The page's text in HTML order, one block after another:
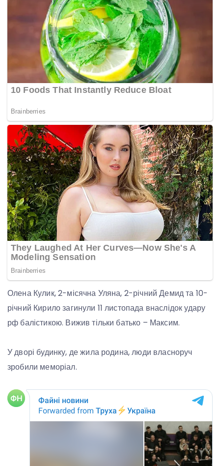
Олена Кулик, 2-місячна Уляна, 2-річний Демид та 10-
річний Кирило загинули 11 листопада внаслідок удару
рф балістикою. Вижив тільки батько – Максим.
У дворі будинку, де жила родина, люди власноруч
зробили меморіал.